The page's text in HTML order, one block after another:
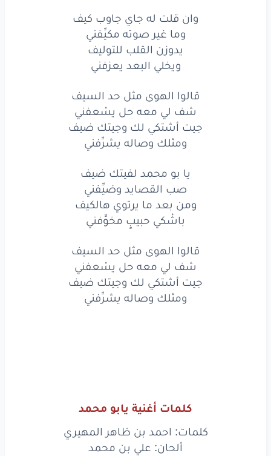
مقيالهإنعزمهبجنيف
واناالولهله مصيفني
محمدلفيتكضيف
صب القصايدوضيِّفني
ومنبعدمايرتويهالكيف
باشْكي حبيبٍمخوِّفني
قلتلهجايجاوب
وماغير صوته مكيِّفني
يدوزن القلب
للتوليف
ويخليالبعديعزفني
قالواالهوى مثلحدالسيف
يسْعفني
صبالقصايدوضيِّفني
بعدمايرتويهالكيف
وان قلت له جاي جاوب كيف
وما غير صوته مكيِّفني
يدوزن القلب للتوليف
ويخلي البعد يعزفني
قالوا الهوى مثل حد السيف
شف لي معه حل يسْعفني
جيت أشتكي لك وجيتك ضيف
ومثلك وصاله يشرِّفني
يا بو محمد لفيتك ضيف
صب القصايد وضيِّفني
ومن بعد ما يرتوي هالكيف
باشْكي حبيبٍ مخوِّفني
قالوا الهوى مثل حد السيف
شف لي معه حل يسْعفني
جيت أشتكي لك وجيتك ضيف
ومثلك وصاله يشرِّفني
كلمات أغنية يابو محمد
كلمات: احمد بن ظاهر المهيري
ألحان: علي بن محمد